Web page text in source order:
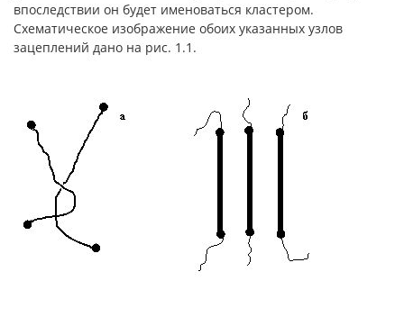
впоследствии он будет именоваться кластером.
Схематическое изображение обоих указанных узлов
зацеплений дано на рис. 1.1.